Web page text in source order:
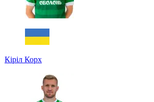
Кіріл Корх